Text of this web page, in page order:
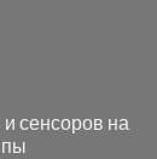
сенсоров на